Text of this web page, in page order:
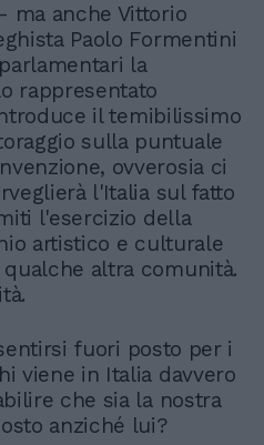
ma anche Vittorio
Paolo Formentini
la
rappresentato
il temibilissimo
sulla puntuale
ovverosia ci
l'Italia sul fatto
l'esercizio della
artistico e culturale
altra comunità.
fuori posto per i
viene in Italia davvero
che sia la nostra
anziché lui?